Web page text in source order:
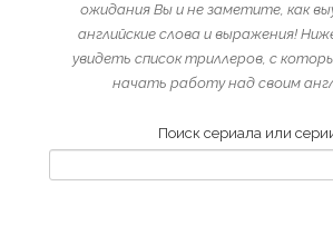
ожидания Вы и не заметите, как
английские слова и выражения!
увидеть список триллеров, с
начать работу над своим
Поиск сериала или